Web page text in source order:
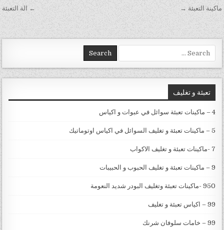
تصفّح المقالات ← الة التعبئة ماكينة التعبئة →
Search for:
تعبئة و تغليف
4 – ماكينات تعبئة سوائل في عبوات و اكياس
5 – ماكينات تعبئة و تغليف السوائل في اكياس اوتوماتيك
7 -ماكينات تعبئة و تغليف الاكواب
9 – ماكينات تعبئة و تغليف الحبوب و الحبيبات
950 -ماكينات تعبئة وتغليف البودر شديد النعومة
99 – اكياس تعبئة و تغليف
99 – خامات سلوفان شرنك